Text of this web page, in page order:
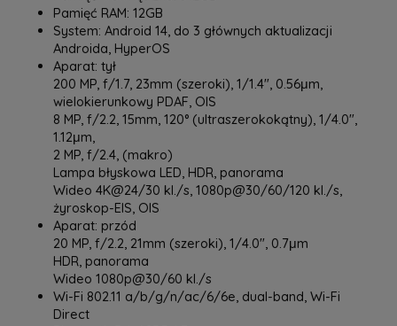
Pamięć RAM: 12GB
System: Android 14, do 3 głównych aktualizacji
Androida, HyperOS
Aparat: tył
200 MP, f/1.7, 23mm (szeroki), 1/1.4", 0.56μm,
wielokierunkowy PDAF, OIS
8 MP, f/2.2, 15mm, 120° (ultraszerokokątny), 1/4.0",
1.12μm,
2 MP, f/2.4, (makro)
Lampa błyskowa LED, HDR, panorama
Wideo 4K@24/30 kl./s, 1080p@30/60/120 kl./s,
żyroskop-EIS, OIS
Aparat: przód
20 MP, f/2.2, 21mm (szeroki), 1/4.0", 0.7μm
HDR, panorama
Wideo 1080p@30/60 kl./s
Wi-Fi 802.11 a/b/g/n/ac/6/6e, dual-band, Wi-Fi
Direct